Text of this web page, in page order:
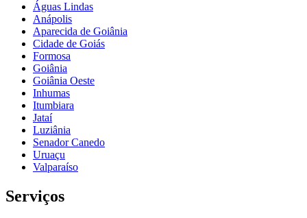
Águas Lindas
Anápolis
Aparecida de Goiânia
Cidade de Goiás
Formosa
Goiânia
Goiânia Oeste
Inhumas
Itumbiara
Jataí
Luziânia
Senador Canedo
Uruaçu
Valparaíso
Serviços